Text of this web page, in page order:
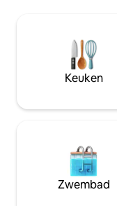
toegang tot het
oceaanbries,
eindeloze uitzichten
van luxe aan de kust
Keuken
Zwembad